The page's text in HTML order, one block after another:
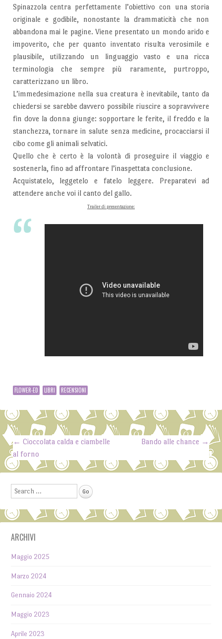
Spinazzola centra perfettamente l’obiettivo con una storia
originale e godibile, nonostante la drammaticità che non
abbandona mai le pagine. Viene presentato un mondo arido e
impoverito, che per quanto inventato risulta verosimile e
plausibile, utilizzando un linguaggio vasto e una ricca
terminologia che sempre più raramente, purtroppo,
caratterizzano un libro.
L’immedesimazione nella sua creatura è inevitabile, tanto da
chiedersi se sarebbe davvero possibile riuscire a sopravvivere
fin dove la donna giunge: sopportare le ferite, il freddo e la
stanchezza, tornare in salute senza medicine, procacciarsi il
cibo come gli animali selvatici.
Quello che è certo è la volontà di proseguire il viaggio e
sostenerla, fino ad affrontare l’inaspettata conclusione.
Acquistatelo, leggetelo e fatelo leggere. Preparatevi ad
attendere anche voi il canto del gallo.
Trailer di presentazione:
FLOWER-ED LIBRI RECENSIONI
Post navigation
← Cioccolata calda e ciambelle
al forno
Bando alle chance →
Search
ARCHIVI
Maggio 2025
Marzo 2024
Gennaio 2024
Maggio 2023
Aprile 2023